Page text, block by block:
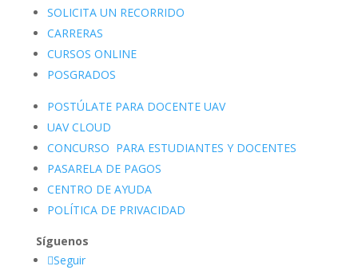
SOLICITA UN RECORRIDO
CARRERAS
CURSOS ONLINE
POSGRADOS
POSTÚLATE PARA DOCENTE UAV
UAV CLOUD
CONCURSO PARA ESTUDIANTES Y DOCENTES
PASARELA DE PAGOS
CENTRO DE AYUDA
POLÍTICA DE PRIVACIDAD
Síguenos
Seguir